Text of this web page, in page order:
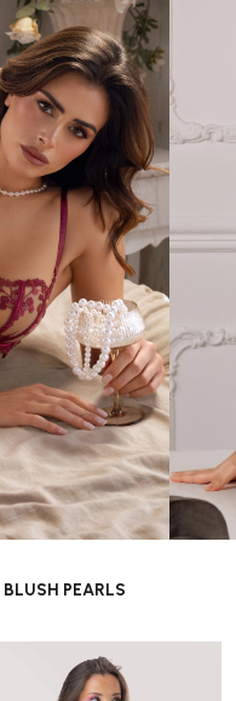
BLUSH PEARLS